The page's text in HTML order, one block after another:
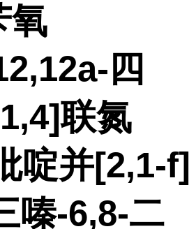
氧
四
联氮
啶并[2,1-f]
嗪-6,8-二